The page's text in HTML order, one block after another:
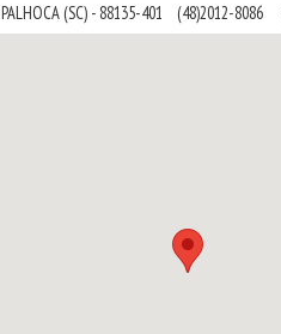
PALHOCA (SC) - 88135-401 (48)2012-8086